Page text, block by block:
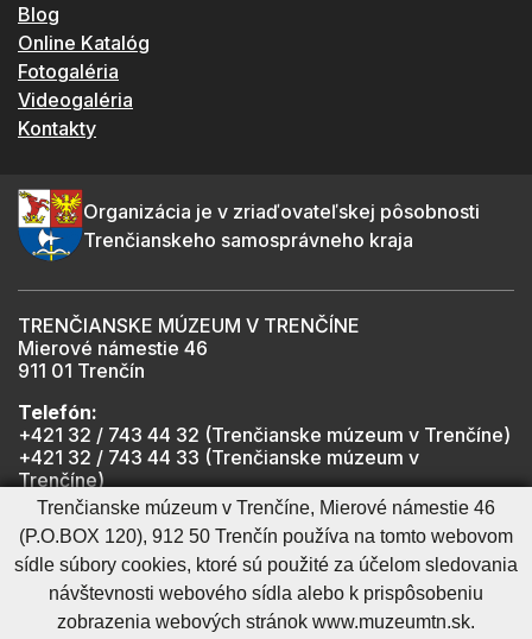
Blog
Online Katalóg
Fotogaléria
Videogaléria
Kontakty
Organizácia je v zriaďovateľskej pôsobnosti
Trenčianskeho samosprávneho kraja
TRENČIANSKE MÚZEUM V TRENČÍNE
Mierové námestie 46
911 01 Trenčín
Telefón:
+421 32 / 743 44 32 (Trenčianske múzeum v Trenčíne)
+421 32 / 743 44 33 (Trenčianske múzeum v
Trenčíne)
+421 901 918 825 (Trenčiansky hrad - informátor -
počas otváracích hodín hradu)
Mapa stránkyRSSCookies nastavenieOchrana osobných údajov
Cookies - viac informáciíVyhlásenie o prístupnosti
Trenčianske múzeum v Trenčíne, Mierové námestie 46
(P.O.BOX 120), 912 50 Trenčín používa na tomto webovom
sídle súbory cookies, ktoré sú použité za účelom sledovania
návštevnosti webového sídla alebo k prispôsobeniu
zobrazenia webových stránok www.muzeumtn.sk.